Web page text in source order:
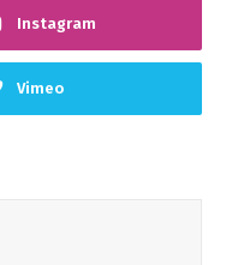
Instagram
Vimeo